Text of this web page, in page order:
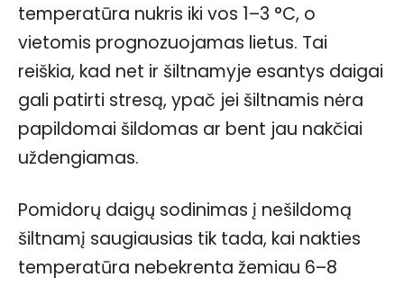
temperatūra nukris iki vos 1–3 °C, o
vietomis prognozuojamas lietus. Tai
reiškia, kad net ir šiltnamyje esantys daigai
gali patirti stresą, ypač jei šiltnamis nėra
papildomai šildomas ar bent jau nakčiai
uždengiamas.
Pomidorų daigų sodinimas į nešildomą
šiltnamį saugiausias tik tada, kai nakties
temperatūra nebekrenta žemiau 6–8